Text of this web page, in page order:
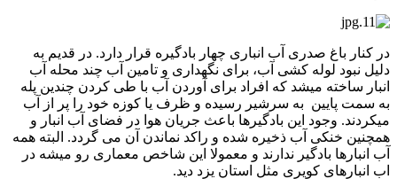
در کنار باغ صدری آب انباری چهار بادگیره قرار دارد. در قدیم به
دلیل نبود لوله کشی آب، برای نگهداری و تامین آب چند محله آب
انبار ساخته میشد که افراد برای آوردن آب با طی کردن چندین پله
به سمت پایین به سرشیر رسیده و ظرف یا کوزه خود را پر از آب
میکردند. وجود این بادگیرها باعث جریان هوا در فضای آب انبار و
همچنین خنکی آب ذخیره شده و راکد نماندن آن می گردد. البته همه
آب انبارها بادگیر ندارند و معمولا این شاخص معماری رو میشه در
اب انبارهای کویری مثل استان یزد دید.